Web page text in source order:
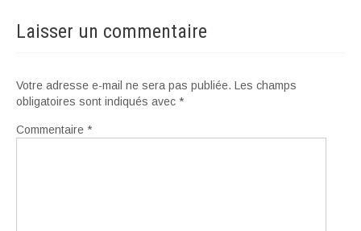
Laisser un commentaire
Votre adresse e-mail ne sera pas publiée. Les champs
obligatoires sont indiqués avec *
Commentaire *